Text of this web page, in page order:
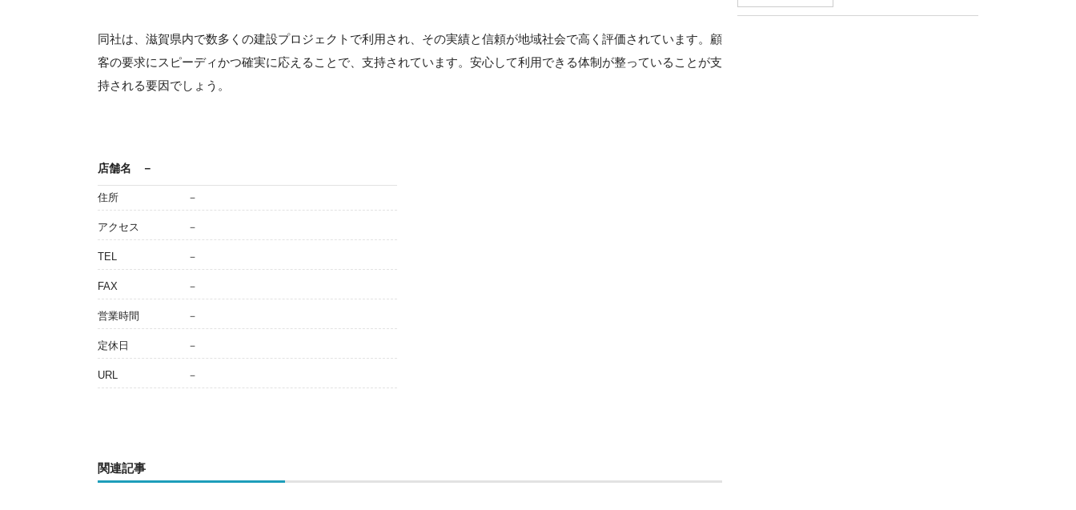
同社は、滋賀県内で数多くの建設プロジェクトで利用され、その実績と信頼が地域社会で高く評価されています。顧
客の要求にスピーディかつ確実に応えることで、支持されています。安心して利用できる体制が整っていることが支
持される要因でしょう。
店舗名 －
住所 －
アクセス －
TEL －
FAX －
営業時間 －
定休日 －
URL －
関連記事